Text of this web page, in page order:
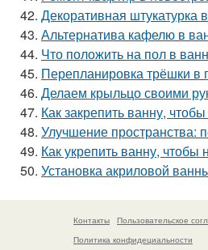
42. Декоративная штукатурка
43. Альтернатива кафелю в
44. Что положить на пол в
45. Перепланировка трёшки в
46. Делаем крыльцо своими
47. Как закрепить ванну,
48. Улучшение пространства:
49. Как укрепить ванну,
50. Установка акриловой
Контакты
Пользовательское
Политика конфидециальности